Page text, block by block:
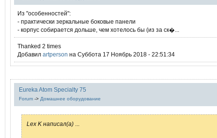
Из "особенностей":
- практически зеркальные боковые панели
- корпус собирается дольше, чем хотелось бы (из за ск�...
Thanked 2 times
Добавил artperson на Суббота 17 Ноябрь 2018 - 22:51:34
Eureka Atom Specialty 75
Forum -> Домашнее оборудование
Lex K написал(а)